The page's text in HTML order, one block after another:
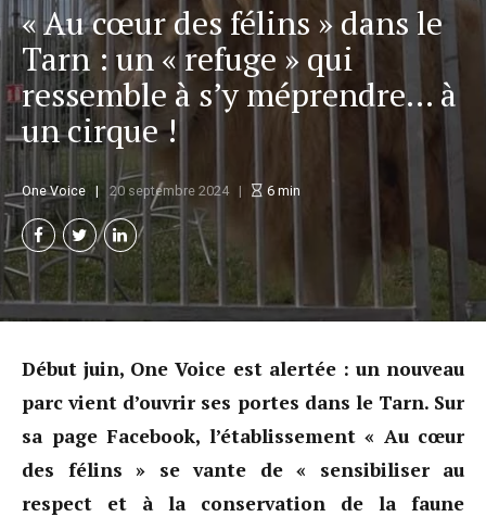
« Au cœur des félins » dans le
Tarn : un « refuge » qui
ressemble à s’y méprendre… à
un cirque !
One Voice 20 septembre 2024 6 min
Début juin, One Voice est alertée : un nouveau
parc vient d’ouvrir ses portes dans le Tarn. Sur
sa page Facebook, l’établissement « Au cœur
des félins » se vante de « sensibiliser au
respect et à la conservation de la faune